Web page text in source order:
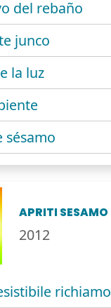
del rebaño
junco
la luz
sésamo
APRITI SESAMO
2012
richiamo